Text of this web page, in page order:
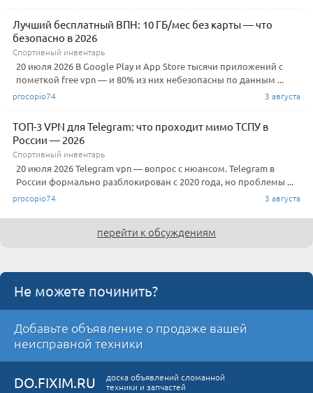
Лучший бесплатный ВПН: 10 ГБ/мес без карты — что
безопасно в 2026
Спортивный инвентарь
20 июля 2026 В Google Play и App Store тысячи приложений с
пометкой free vpn — и 80% из них небезопасны по данным ...
procopio74 3 августа
ТОП-3 VPN для Telegram: что проходит мимо ТСПУ в
России — 2026
Спортивный инвентарь
20 июля 2026 Telegram vpn — вопрос с нюансом. Telegram в
России формально разблокирован с 2020 года, но проблемы ...
procopio74 3 августа
перейти к обсуждениям
Не можете починить?
Добавьте объявление о продаже вашей
неисправной техники
DO.FIXIM.RU
доска объявлений сломанной
техники и запчастей